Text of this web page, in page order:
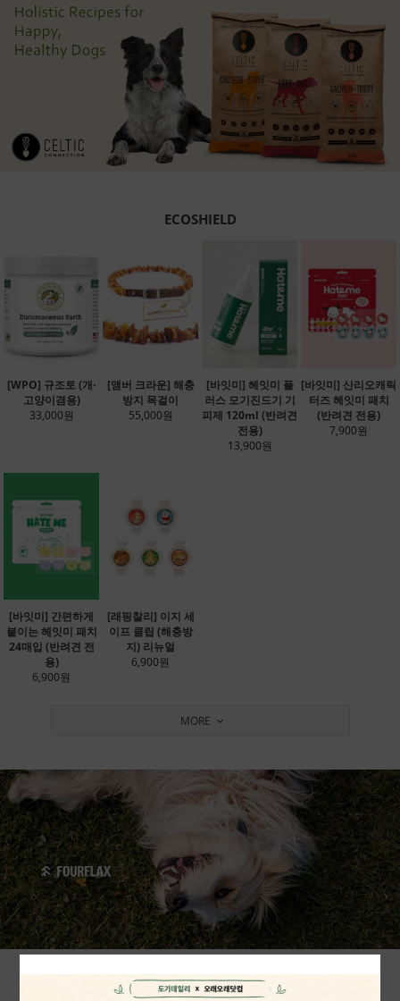
ECOSHIELD
[WPO] 규조토 (개·
고양이겸용)
33,000원
[앰버 크라운] 해충
방지 목걸이
55,000원
[바잇미] 헤잇미 플
러스 모기진드기 기
피제 120ml (반려견
전용)
13,900원
[바잇미] 산리오캐릭
터즈 헤잇미 패치
(반려견 전용)
7,900원
[바잇미] 간편하게
붙이는 헤잇미 패치
24매입 (반려견 전
용)
6,900원
[래핑찰리] 이지 세
이프 클립 (해충방
지) 리뉴얼
6,900원
MORE
VEGAN